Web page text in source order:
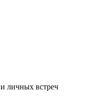
личных встреч